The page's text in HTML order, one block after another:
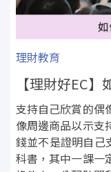
理財教育
【理財好EC
支持自己欣賞的偶
像周邊商品以示支
錢並不是證明自
科書，其中一課一